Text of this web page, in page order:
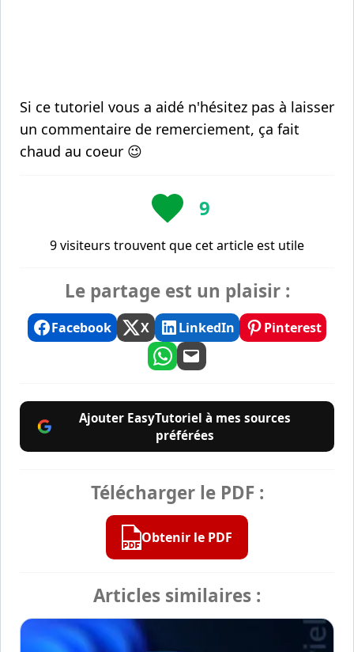
Si ce tutoriel vous a aidé n'hésitez pas à laisser
un commentaire de remerciement, ça fait
chaud au coeur 😉
9
9 visiteurs trouvent que cet article est utile
Le partage est un plaisir :
Facebook X LinkedIn Pinterest
Ajouter EasyTutoriel à mes sources
préférées
Télécharger le PDF :
Obtenir le PDF
Articles similaires :